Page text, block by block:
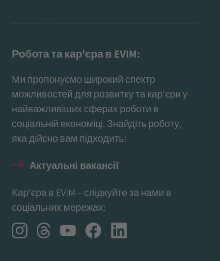
Робота та кар'єра в EVIM:
Ми пропонуємо широкий спектр
можливостей для розвитку та кар'єри у
найважливіших сферах роботи в
соціальній економіці. Знайдіть роботу,
яка дійсно вам підходить!
Актуальні вакансії
Кар'єра в EVIM – слідкуйте за нами в
соціальних мережах: